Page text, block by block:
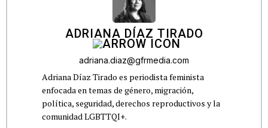
ADRIANA DÍAZ TIRADO
adriana.diaz@gfrmedia.com
Adriana Díaz Tirado es periodista feminista
enfocada en temas de género, migración,
política, seguridad, derechos reproductivos y la
comunidad LGBTTQI+.